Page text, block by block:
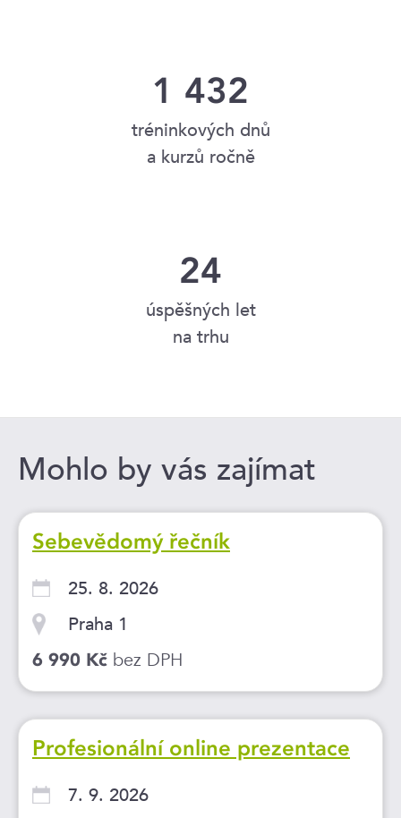
1 432
tréninkových dnů
a kurzů ročně
24
úspěšných let
na trhu
Mohlo by vás zajímat
Sebevědomý řečník
25. 8. 2026
Praha 1
6 990 Kč bez DPH
Profesionální online prezentace
7. 9. 2026